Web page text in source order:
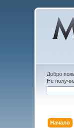
Добро
Не
Начало